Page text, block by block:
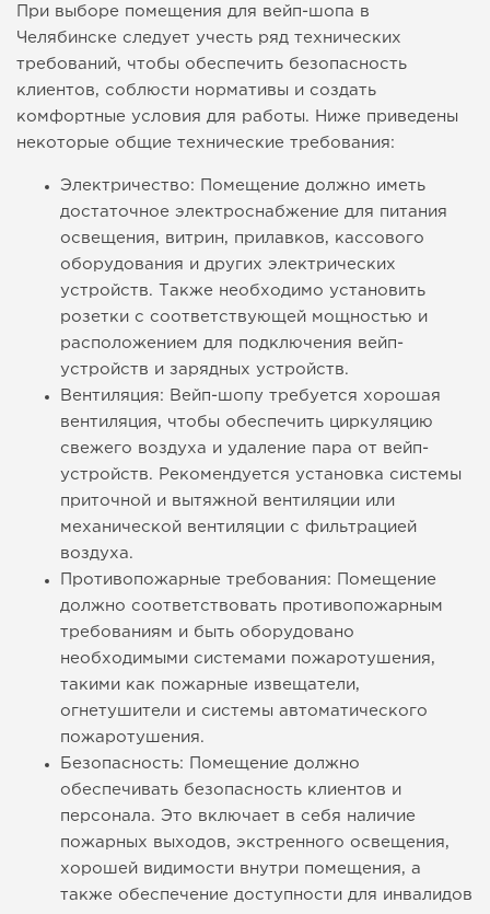
При выборе помещения для вейп-шопа в
Челябинске следует учесть ряд технических
требований, чтобы обеспечить безопасность
клиентов, соблюсти нормативы и создать
комфортные условия для работы. Ниже приведены
некоторые общие технические требования:
Электричество: Помещение должно иметь
достаточное электроснабжение для питания
освещения, витрин, прилавков, кассового
оборудования и других электрических
устройств. Также необходимо установить
розетки с соответствующей мощностью и
расположением для подключения вейп-
устройств и зарядных устройств.
Вентиляция: Вейп-шопу требуется хорошая
вентиляция, чтобы обеспечить циркуляцию
свежего воздуха и удаление пара от вейп-
устройств. Рекомендуется установка системы
приточной и вытяжной вентиляции или
механической вентиляции с фильтрацией
воздуха.
Противопожарные требования: Помещение
должно соответствовать противопожарным
требованиям и быть оборудовано
необходимыми системами пожаротушения,
такими как пожарные извещатели,
огнетушители и системы автоматического
пожаротушения.
Безопасность: Помещение должно
обеспечивать безопасность клиентов и
персонала. Это включает в себя наличие
пожарных выходов, экстренного освещения,
хорошей видимости внутри помещения, а
также обеспечение доступности для инвалидов